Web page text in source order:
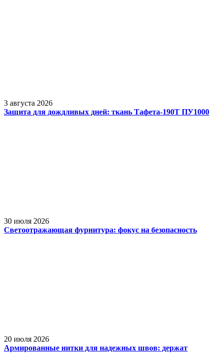
3 августа 2026
Защита для дождливых дней: ткань Тафета-190Т ПУ1000
30 июля 2026
Светоотражающая фурнитура: фокус на безопасность
20 июля 2026
Армированные нитки для надежных швов: держат